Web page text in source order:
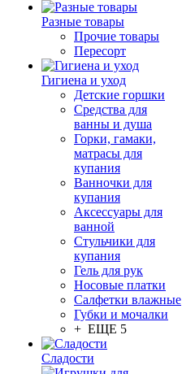
Разные товары
Прочие товары
Пересорт
Гигиена и уход
Детские горшки
Средства для
ванны и душа
Горки, гамаки,
матрасы для
купания
Ванночки для
купания
Аксессуары для
ванной
Стульчики для
купания
Гель для рук
Носовые платки
Салфетки влажные
Губки и мочалки
+ ЕЩЕ 5
Сладости